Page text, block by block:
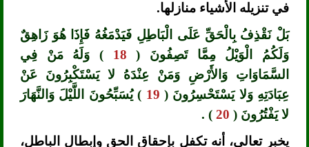
في تنزيله الأشياء منازلها.
بَلْ نَقْذِفُ بِالْحَقِّ عَلَى الْبَاطِلِ فَيَدْمَغُهُ فَإِذَا هُوَ زَاهِقٌ
وَلَكُمُ الْوَيْلُ مِمَّا تَصِفُونَ (18
) وَلَهُ مَنْ فِي
السَّمَاوَاتِ وَالأَرْضِ وَمَنْ عِنْدَهُ لا يَسْتَكْبِرُونَ عَنْ
عِبَادَتِهِ وَلا يَسْتَحْسِرُونَ (
) يُسَبِّحُونَ اللَّيْلَ وَالنَّهَارَ
لا يَفْتُرُونَ (20
) .
يخبر تعالى، أنه تكفل بإحقاق الحق وإبطال الباطل،